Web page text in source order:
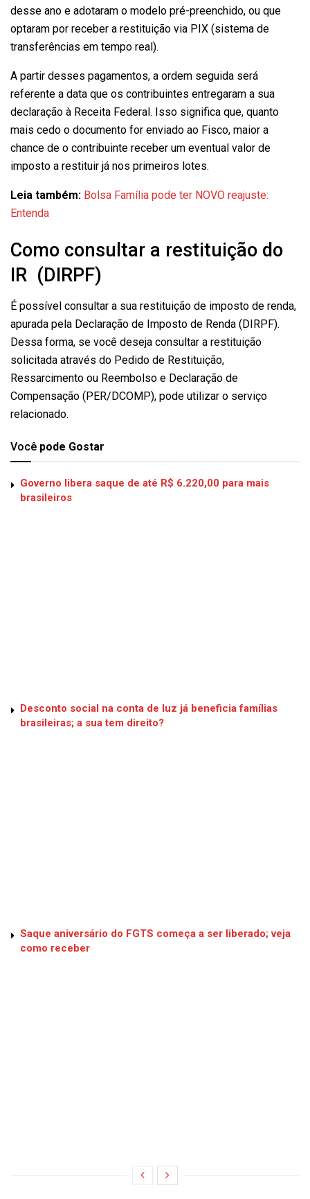
desse ano e adotaram o modelo pré-preenchido, ou que
optaram por receber a restituição via PIX (sistema de
transferências em tempo real).
A partir desses pagamentos, a ordem seguida será
referente a data que os contribuintes entregaram a sua
declaração à Receita Federal. Isso significa que, quanto
mais cedo o documento for enviado ao Fisco, maior a
chance de o contribuinte receber um eventual valor de
imposto a restituir já nos primeiros lotes.
Leia também: Bolsa Família pode ter NOVO reajuste:
Entenda
Como consultar a restituição do
IR (DIRPF)
É possível consultar a sua restituição de imposto de renda,
apurada pela Declaração de Imposto de Renda (DIRPF).
Dessa forma, se você deseja consultar a restituição
solicitada através do Pedido de Restituição,
Ressarcimento ou Reembolso e Declaração de
Compensação (PER/DCOMP), pode utilizar o serviço
relacionado.
Você pode Gostar
Governo libera saque de até R$ 6.220,00 para mais
brasileiros
Desconto social na conta de luz já beneficia famílias
brasileiras; a sua tem direito?
Saque aniversário do FGTS começa a ser liberado; veja
como receber